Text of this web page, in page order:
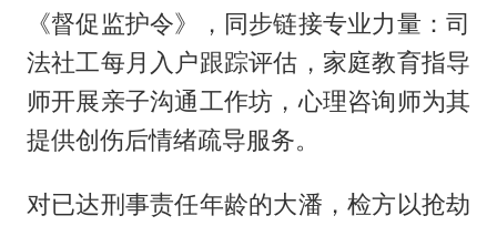
《督促监护令》，同步链接专业力量：司
法社工每月入户跟踪评估，家庭教育指导
师开展亲子沟通工作坊，心理咨询师为其
提供创伤后情绪疏导服务。
对已达刑事责任年龄的大潘，检方以抢劫